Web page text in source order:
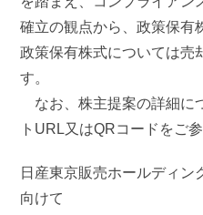
確立の観点から、政策保有
政策保有株式については売
す。
なお、株主提案の詳細に
トURL又はQRコードをご
日産東京販売ホールディン
向けて